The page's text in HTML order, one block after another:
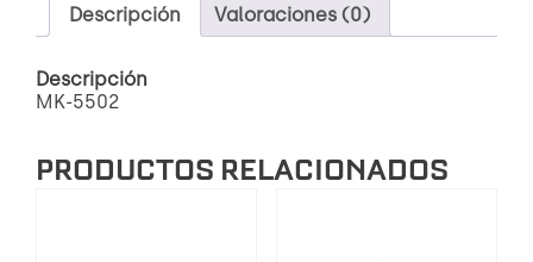
AIRE
Descripción Valoraciones (0)
Descripción
MK-5502
PRODUCTOS RELACIONADOS